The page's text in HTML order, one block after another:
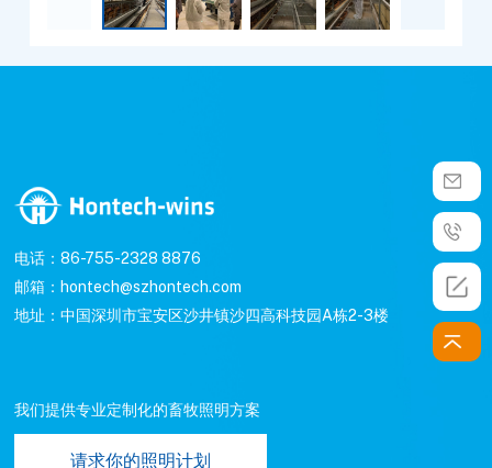
电话：86-755-2328 8876
邮箱：hontech@szhontech.com
地址：中国深圳市宝安区沙井镇沙四高科技园A栋2-3楼
我们提供专业定制化的畜牧照明方案
请求你的照明计划